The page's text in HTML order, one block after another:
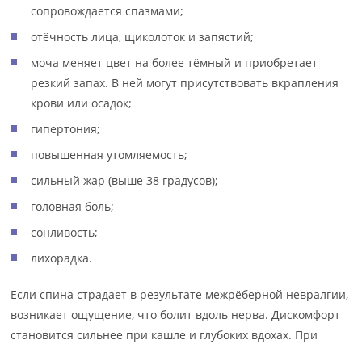
сопровождается спазмами;
отёчность лица, щиколоток и запястий;
моча меняет цвет на более тёмный и приобретает
резкий запах. В ней могут присутствовать вкрапления
крови или осадок;
гипертония;
повышенная утомляемость;
сильный жар (выше 38 градусов);
головная боль;
сонливость;
лихорадка.
Если спина страдает в результате межрёберной невралгии,
возникает ощущение, что болит вдоль нерва. Дискомфорт
становится сильнее при кашле и глубоких вдохах. При